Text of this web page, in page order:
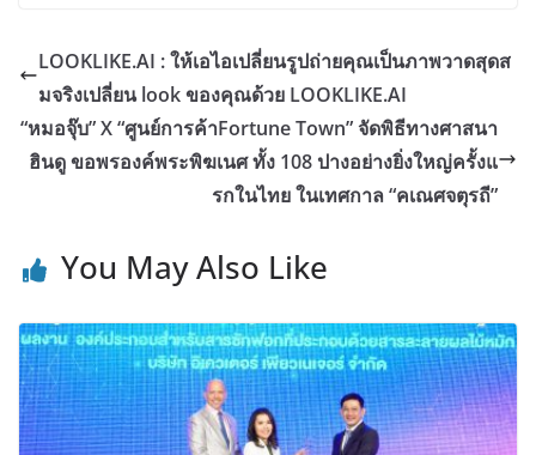
LOOKLIKE.AI : ให้เอไอเปลี่ยนรูปถ่ายคุณเป็นภาพวาดสุดส
มจริงเปลี่ยน look ของคุณด้วย LOOKLIKE.AI
“หมอจุ๊บ” X “ศูนย์การค้าFortune Town” จัดพิธีทางศาสนา
ฮินดู ขอพรองค์พระพิฆเนศ ทั้ง 108 ปางอย่างยิ่งใหญ่ครั้งแ
รกในไทย ในเทศกาล “คเณศจตุรถี”
You May Also Like